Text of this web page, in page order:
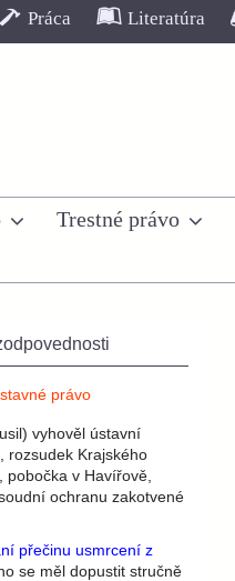
Práca Literatúra
Trestné právo
právo
vyhověl ústavní
rozsudek Krajského
v Havířově,
ochranu zakotvené
přečinu usmrcení z
se měl dopustit stručně